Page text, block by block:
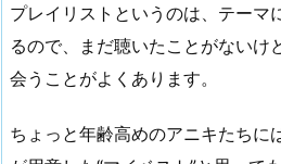
プレイリストというのは、テーマ
るので、まだ聴いたことがないけ
会うことがよくあります。
ちょっと年齢高めのアニキたちに